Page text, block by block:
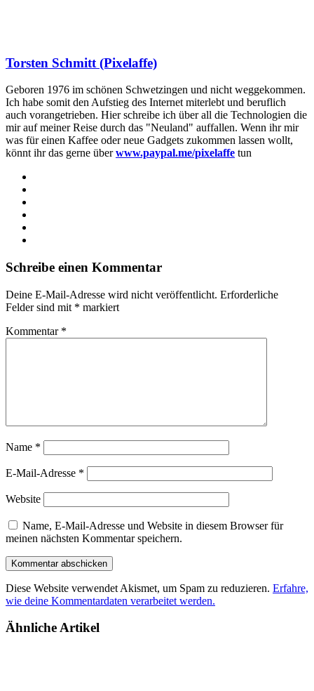
Torsten Schmitt (Pixelaffe)
Geboren 1976 im schönen Schwetzingen und nicht weggekommen.
Ich habe somit den Aufstieg des Internet miterlebt und beruflich
auch vorangetrieben. Hier schreibe ich über all die Technologien die
mir auf meiner Reise durch das "Neuland" auffallen. Wenn ihr mir
was für einen Kaffee oder neue Gadgets zukommen lassen wollt,
könnt ihr das gerne überwww.paypal.me/pixelaffe tun
Schreibe einen Kommentar
Deine E-Mail-Adresse wird nicht veröffentlicht. Erforderliche
Felder sind mit * markiert
Kommentar *
Name *
E-Mail-Adresse *
Website
Name, E-Mail-Adresse und Website in diesem Browser für
meinen nächsten Kommentar speichern.
Diese Website verwendet Akismet, um Spam zu reduzieren. Erfahre,
wie deine Kommentardaten verarbeitet werden.
Ähnliche Artikel